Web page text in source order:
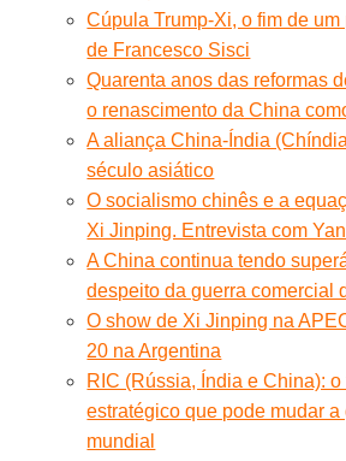
Cúpula Trump-Xi, o fim de
de Francesco Sisci
Quarenta anos das reformas
o renascimento da China
A aliança China-Índia
século asiático
O socialismo chinês e a
Xi Jinping. Entrevista com
A China continua tendo
despeito da guerra comercial
O show de Xi Jinping na
20 na Argentina
RIC (Rússia, Índia e China):
estratégico que pode mudar a
mundial